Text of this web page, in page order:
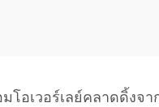
มโอเวอร์เลย์คลาดดิ้งจ